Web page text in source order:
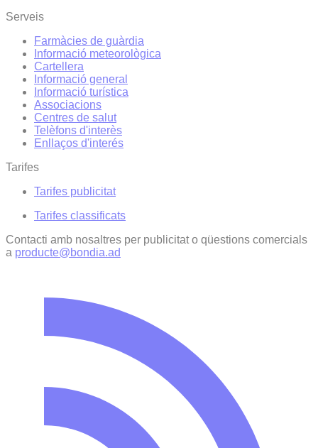
Serveis
Farmàcies de guàrdia
Informació meteorològica
Cartellera
Informació general
Informació turística
Associacions
Centres de salut
Telèfons d'interès
Enllaços d'interés
Tarifes
Tarifes publicitat
Tarifes classificats
Contacti amb nosaltres per publicitat o qüestions comercials
a producte@bondia.ad